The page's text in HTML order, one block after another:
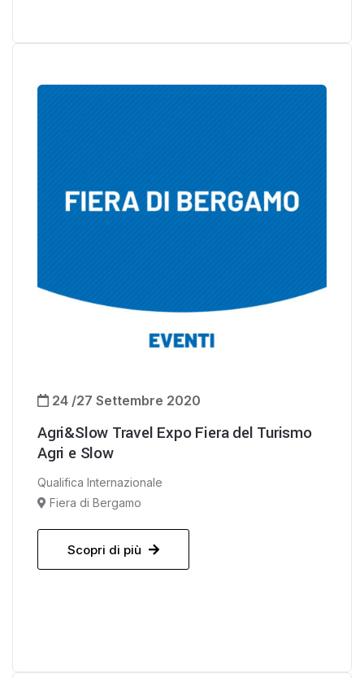
24 /27 Settembre 2020
Agri&Slow Travel Expo Fiera del Turismo
Agri e Slow
Qualifica Internazionale
Fiera di Bergamo
Scopri di più